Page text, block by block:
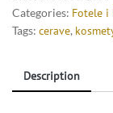
Categories: Fotele i
Tags: cerave,
Description